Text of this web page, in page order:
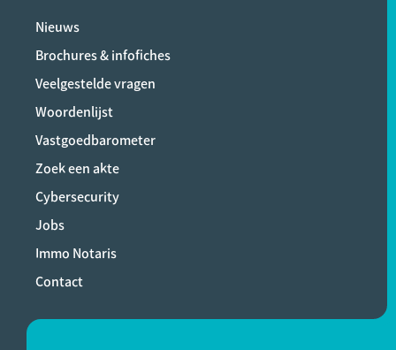
Nieuws
Brochures & infofiches
Veelgestelde vragen
Woordenlijst
Vastgoedbarometer
Zoek een akte
Cybersecurity
Jobs
Immo Notaris
Contact